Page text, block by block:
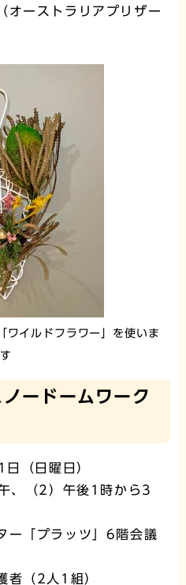
ワイルドフラワー」を使いま
す
オーストラリアプリザー
ードームワーク
日（日曜日）
、（2）午後1時から3
ー「プラッツ」6階会議
者（2人1組）